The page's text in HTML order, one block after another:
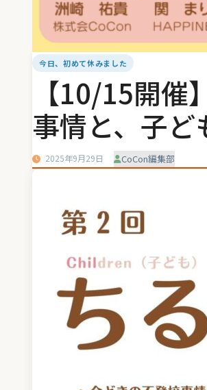
今日、初めて休みました
【10/15開催】
事情と、子
2025年9月29日 CoCon編集部